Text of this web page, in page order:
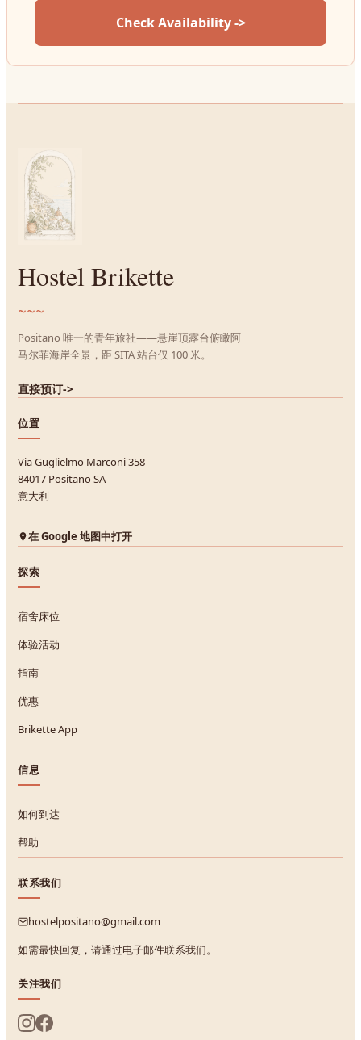
Check Availability ->
Hostel Brikette
~~~
Positano 唯一的青年旅社——悬崖顶露台俯瞰阿
马尔菲海岸全景，距 SITA 站台仅 100 米。
直接预订->
位置
Via Guglielmo Marconi 358
84017 Positano SA
意大利
在 Google 地图中打开
探索
宿舍床位
体验活动
指南
优惠
Brikette App
信息
如何到达
帮助
联系我们
hostelpositano@gmail.com
如需最快回复，请通过电子邮件联系我们。
关注我们